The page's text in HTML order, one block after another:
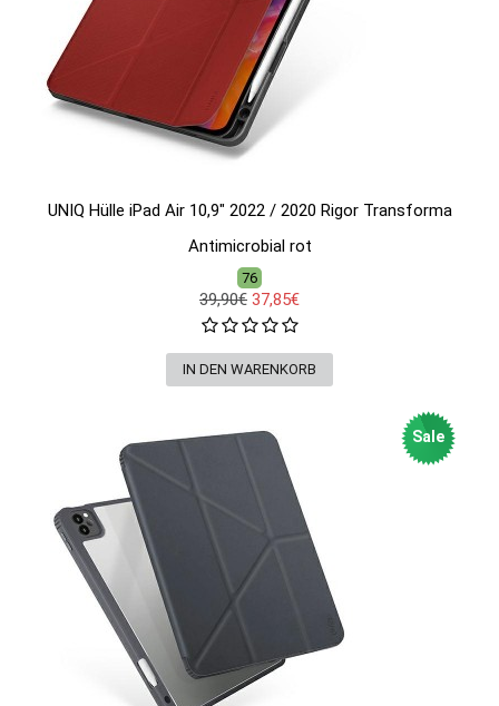
UNIQ Hülle iPad Air 10,9" 2022 / 2020 Rigor Transforma
Antimicrobial rot
76
39,90€ 37,85€
Sale